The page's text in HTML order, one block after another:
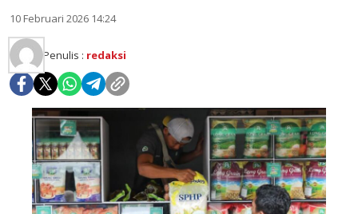
10 Februari 2026 14:24
Penulis : redaksi